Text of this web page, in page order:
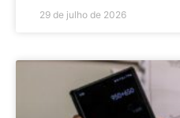
29 de julho de 2026